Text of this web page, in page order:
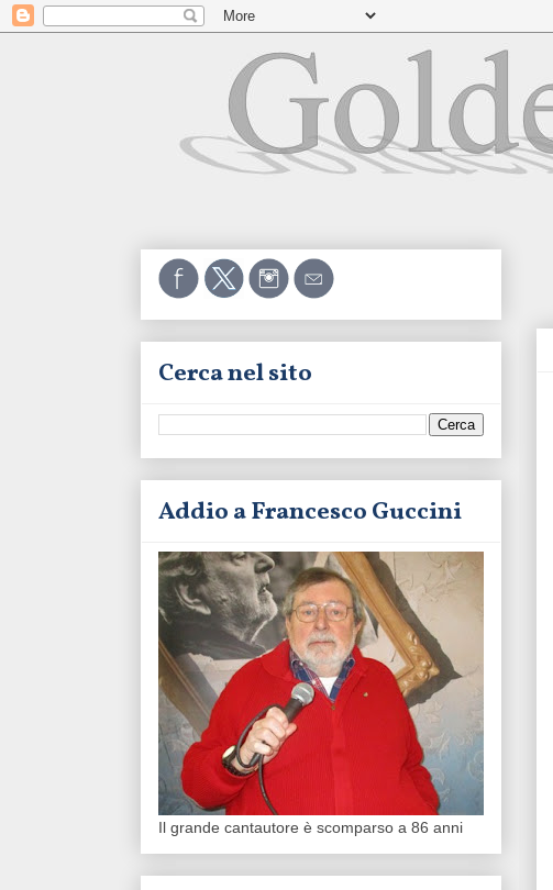
Cerca nel sito
Addio a Francesco Guccini
Il grande cantautore è scomparso a 86 anni